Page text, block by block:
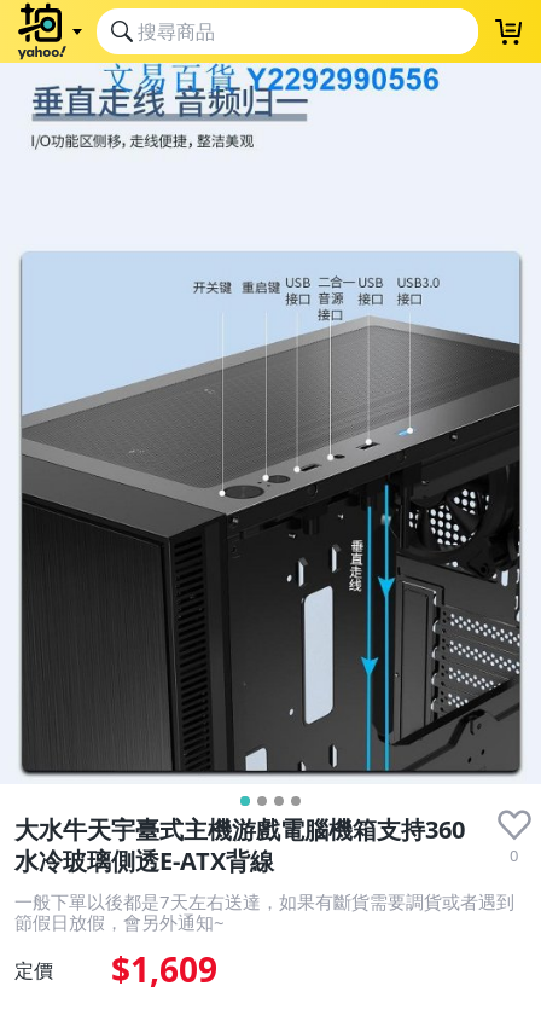
大水牛天宇臺式主機游戲電腦機箱支持360
水冷玻璃側透E-ATX背線
0
一般下單以後都是7天左右送達，如果有斷貨需要調貨或者遇到
節假日放假，會另外通知~
定價 $1,609